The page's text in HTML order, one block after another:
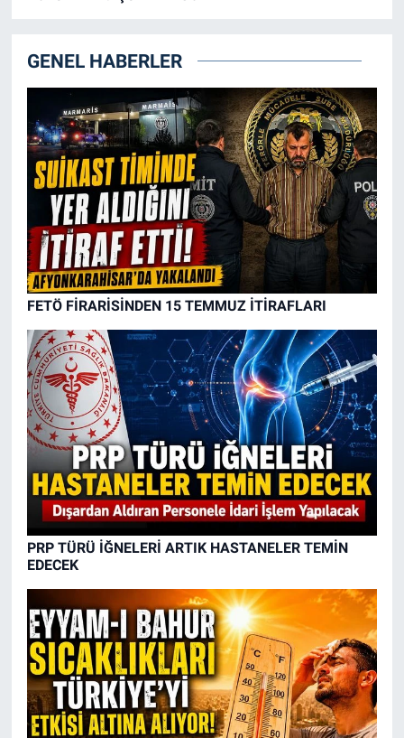
GENEL HABERLER
FETÖ FİRARİSİNDEN 15 TEMMUZ İTİRAFLARI
PRP TÜRÜ İĞNELERİ ARTIK HASTANELER TEMİN
EDECEK